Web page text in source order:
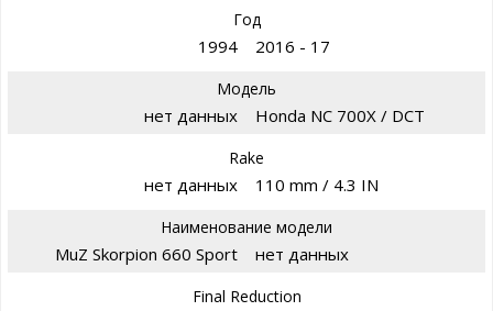
Год
1994 2016 - 17
Модель
нет данных Honda NC 700X / DCT
Rake
нет данных 110 mm / 4.3 IN
Наименование модели
MuZ Skorpion 660 Sport нет данных
Final Reduction